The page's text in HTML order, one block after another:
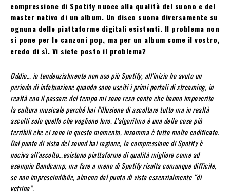
compressione di Spotify nuoce alla qualità del suono e del
master nativo di un album. Un disco suona diversamente su
ognuna delle piattaforme digitali esistenti. Il problema non
si pone per le canzoni pop, ma per un album come il vostro,
credo di sì. Vi siete posto il problema?
Oddio… io tendenzialmente non uso più Spotify, all’inizio ho avuto un
periodo di infatuazione quando sono usciti i primi portali di streaming, in
realtà con il passare del tempo mi sono reso conto che hanno impoverito
la cultura musicale perché hai l’illusione di ascoltare tutto ma in realtà
ascolti solo quello che vogliono loro. L’algoritmo è una delle cose più
terribili che ci sono in questo momento, insomma è tutto molto codificato.
Dal punto di vista del sound hai ragione, la compressione di Spotify è
nociva all’ascolto…esistono piattaforme di qualità migliore come ad
esempio Bandcamp, ma fare a meno di Spotify risulta comunque difficile,
se non imprescindibile, almeno dal punto di vista essenzialmente “di
vetrina”.